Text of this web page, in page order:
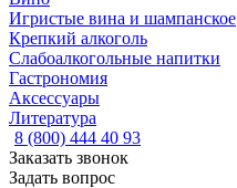
Игристые вина и шампанское
Крепкий алкоголь
Слабоалкогольные напитки
Гастрономия
Аксессуары
Литература
8 (800) 444 40 93
Заказать звонок
Задать вопрос